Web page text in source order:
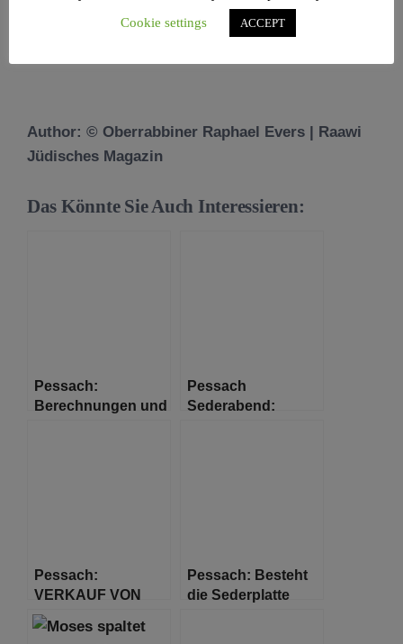
sein, immer wieder neue Ausgangspositionen zu
Author: © Oberrabbiner Raphael Evers | Raawi
Jüdisches Magazin
Das Könnte Sie Auch Interessieren:
Pessach:
Berechnungen und
Pessach
Sederabend:
Pessach:
VERKAUF VON
CHAMETZ,
UMGEHUNG DES
Pessach: Besteht
die Sederplatte
Cookie settings
ACCEPT